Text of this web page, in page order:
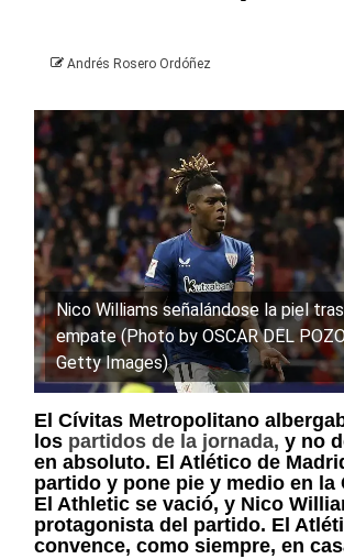
Andrés Rosero Ordóñez
Nico Williams señalándose la piel
empate (Photo by OSCAR DEL
Getty Images)
El Cívitas Metropolitano
los partidos de la jornada, y no
en absoluto. El Atlético de
partido y pone pie y medio en la
El Athletic se vació, y Nico
protagonista del partido. El
convence, como siempre, en